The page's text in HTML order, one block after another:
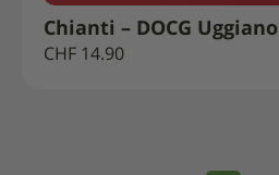
Chianti – DOCG Uggiano
CHF 14.90